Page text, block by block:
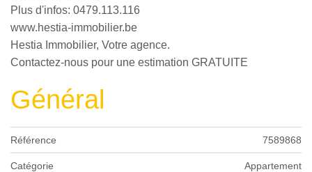
Plus d'infos: 0479.113.116
www.hestia-immobilier.be
Hestia Immobilier, Votre agence.
Contactez-nous pour une estimation GRATUITE
Général
Référence 7589868
Catégorie Appartement